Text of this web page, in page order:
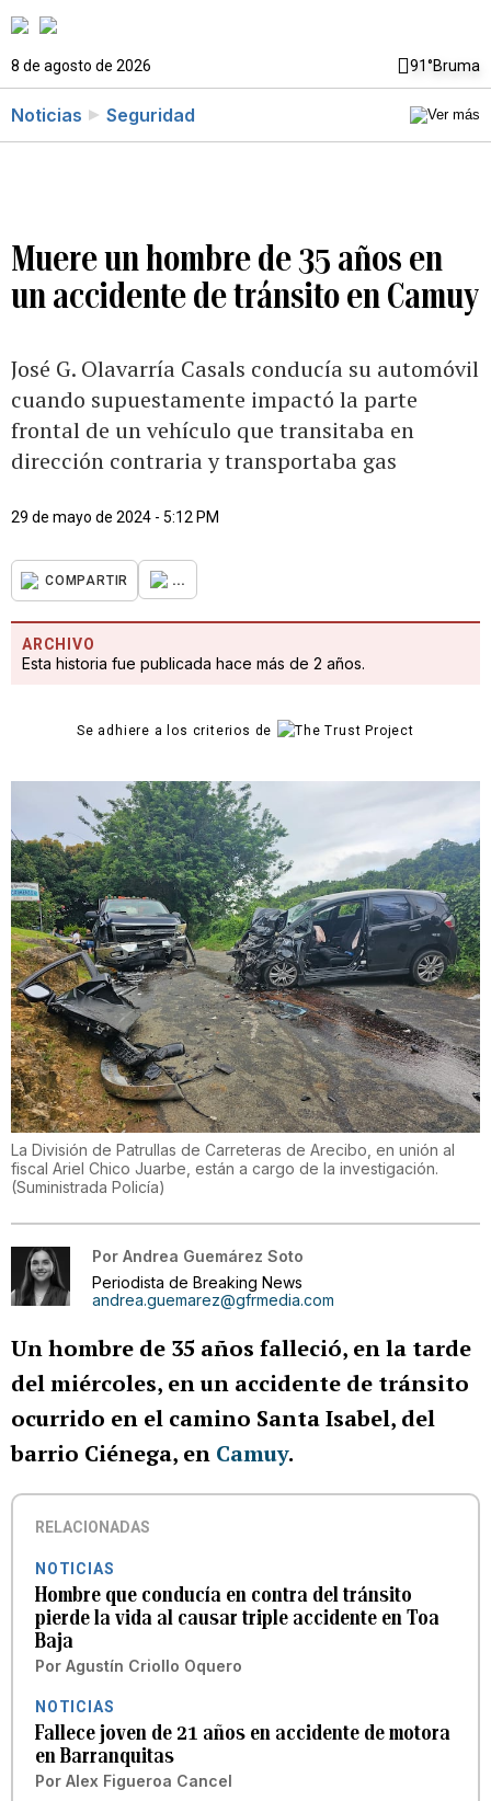
8 de agosto de 2026 91°Bruma
Noticias Seguridad
Muere un hombre de 35 años en
un accidente de tránsito en Camuy
José G. Olavarría Casals conducía su automóvil
cuando supuestamente impactó la parte
frontal de un vehículo que transitaba en
dirección contraria y transportaba gas
29 de mayo de 2024 - 5:12 PM
COMPARTIR ...
ARCHIVO
Esta historia fue publicada hace más de 2 años.
Se adhiere a los criterios de
La División de Patrullas de Carreteras de Arecibo, en unión al
fiscal Ariel Chico Juarbe, están a cargo de la investigación.
(Suministrada Policía)
Por Andrea Guemárez Soto
Periodista de Breaking News
andrea.guemarez@gfrmedia.com
Un hombre de 35 años falleció, en la tarde
del miércoles, en un accidente de tránsito
ocurrido en el camino Santa Isabel, del
barrio Ciénega, en Camuy.
RELACIONADAS
NOTICIAS
Hombre que conducía en contra del tránsito
pierde la vida al causar triple accidente en Toa
Baja
Por Agustín Criollo Oquero
NOTICIAS
Fallece joven de 21 años en accidente de motora
en Barranquitas
Por Alex Figueroa Cancel